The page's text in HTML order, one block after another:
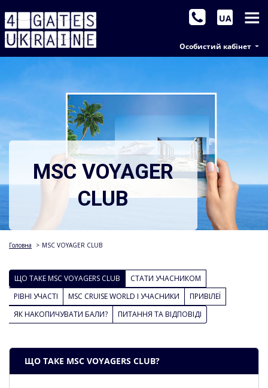
Особистий кабінет
UA
MSC VOYAGER
CLUB
Головна > MSC VOYAGER CLUB
ЩО ТАКЕ MSC VOYAGERS CLUB
СТАТИ УЧАСНИКОМ
РІВНІ УЧАСТІ
MSC CRUISE WORLD І УЧАСНИКИ
ПРИВІЛЕЇ
ЯК НАКОПИЧУВАТИ БАЛИ?
ПИТАННЯ ТА ВІДПОВІДІ
ЩО ТАКЕ MSC VOYAGERS CLUB?